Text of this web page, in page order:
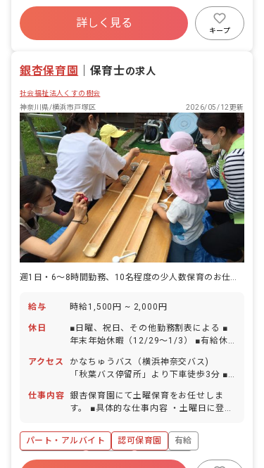
寮・住宅・家賃補助あり
社会保険完備
福利厚生充実
退職金制度
詳しく見る
キープ
銀杏保育園 保育士の求人
社会福祉法人くすの樹会
神奈川県/横浜市戸塚区
2026/05/12更新
給与 時給1,500円 ~ 2,000円
休日
■日曜、祝日、その他勤務割表による ■
年末年始休暇（12/29～1/3） ■有給休
アクセス
かなちゅうバス（横浜神奈交バス)
「秋葉バス停留所」より下車徒歩3分 ■
仕事内容
銀杏保育園にて土曜保育をお任せしま
す。 ■具体的な仕事内容 ・土曜日に登園
パート・アルバイト
認可保育園
有給
社会福祉法人
車通勤可
未経験歓迎